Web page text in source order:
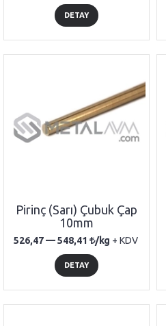
DETAY
Pirinç (Sarı) Çubuk Çap
10mm
526,47 —548,41 /kg + KDV
DETAY